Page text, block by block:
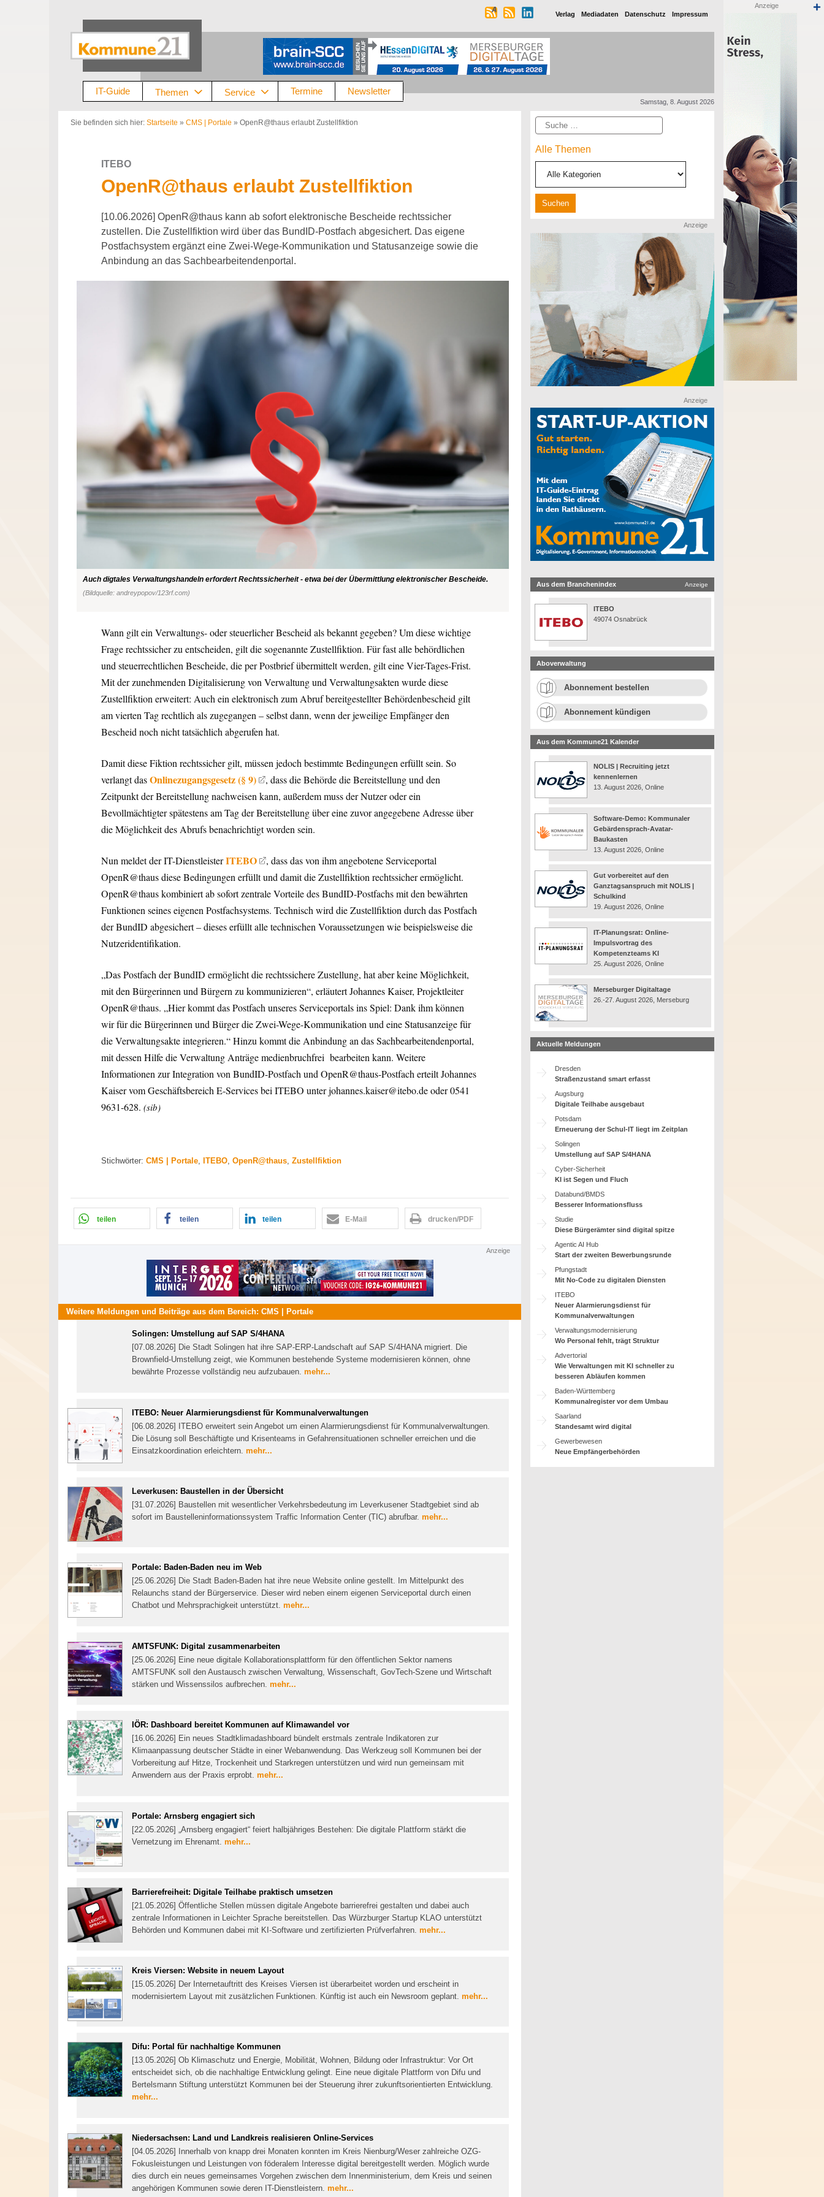
Verlag Mediadaten Datenschutz Impressum
IT-Guide Themen Service Termine Newsletter
Samstag, 8. August 2026
Sie befinden sich hier: Startseite » CMS | Portale » OpenR@thaus erlaubt Zustellfiktion
ITEBO
OpenR@thaus erlaubt Zustellfiktion
[10.06.2026] OpenR@thaus kann ab sofort elektronische Bescheide rechtssicher
zustellen. Die Zustellfiktion wird über das BundID-Postfach abgesichert. Das eigene
Postfachsystem ergänzt eine Zwei-Wege-Kommunikation und Statusanzeige sowie die
Anbindung an das Sachbearbeitendenportal.
Auch digtales Verwaltungshandeln erfordert Rechtssicherheit - etwa bei der Übermittlung elektronischer Bescheide.
(Bildquelle: andreypopov/123rf.com)
Wann gilt ein Verwaltungs- oder steuerlicher Bescheid als bekannt gegeben? Um diese wichtige
Frage rechtssicher zu entscheiden, gilt die sogenannte Zustellfiktion. Für fast alle behördlichen
und steuerrechtlichen Bescheide, die per Postbrief übermittelt werden, gilt eine Vier-Tages-Frist.
Mit der zunehmenden Digitalisierung von Verwaltung und Verwaltungsakten wurde diese
Zustellfiktion erweitert: Auch ein elektronisch zum Abruf bereitgestellter Behördenbescheid gilt
am vierten Tag rechtlich als zugegangen – selbst dann, wenn der jeweilige Empfänger den
Bescheid noch nicht tatsächlich abgerufen hat.
Damit diese Fiktion rechtssicher gilt, müssen jedoch bestimmte Bedingungen erfüllt sein. So
verlangt dasOnlinezugangsgesetz (§ 9)
, dass die Behörde die Bereitstellung und den
Zeitpunkt der Bereitstellung nachweisen kann, außerdem muss der Nutzer oder ein
Bevollmächtigter spätestens am Tag der Bereitstellung über eine zuvor angegebene Adresse über
die Möglichkeit des Abrufs benachrichtigt worden sein.
Nun meldet der IT-DienstleisterITEBO
, dass das von ihm angebotene Serviceportal
OpenR@thaus diese Bedingungen erfüllt und damit die Zustellfiktion rechtssicher ermöglicht.
OpenR@thaus kombiniert ab sofort zentrale Vorteile des BundID-Postfachs mit den bewährten
Funktionen seines eigenen Postfachsystems. Technisch wird die Zustellfiktion durch das Postfach
der BundID abgesichert – dieses erfüllt alle technischen Voraussetzungen wie beispielsweise die
Nutzeridentifikation.
„Das Postfach der BundID ermöglicht die rechtssichere Zustellung, hat aber keine Möglichkeit,
mit den Bürgerinnen und Bürgern zu kommunizieren“, erläutert Johannes Kaiser, Projektleiter
OpenR@thaus. „Hier kommt das Postfach unseres Serviceportals ins Spiel: Dank ihm können
wir für die Bürgerinnen und Bürger die Zwei-Wege-Kommunikation und eine Statusanzeige für
die Verwaltungsakte integrieren.“ Hinzu kommt die Anbindung an das Sachbearbeitendenportal,
mit dessen Hilfe die Verwaltung Anträge medienbruchfrei bearbeiten kann. Weitere
Informationen zur Integration von BundID-Postfach und OpenR@thaus-Postfach erteilt Johannes
Kaiser vom Geschäftsbereich E-Services bei ITEBO unter johannes.kaiser@itebo.de oder 0541
9631-628. (sib)
Stichwörter: CMS | Portale ITEBO OpenR@thaus Zustellfiktion
teilen teilen teilen E-Mail drucken/PDF
Anzeige
Weitere Meldungen und Beiträge aus dem Bereich: CMS | Portale
Solingen: Umstellung auf SAP S/4HANA
[07.08.2026] Die Stadt Solingen hat ihre SAP-ERP-Landschaft auf SAP S/4HANA migriert. Die
Brownfield-Umstellung zeigt, wie Kommunen bestehende Systeme modernisieren können, ohne
bewährte Prozesse vollständig neu aufzubauen. mehr...
ITEBO: Neuer Alarmierungsdienst für Kommunalverwaltungen
[06.08.2026] ITEBO erweitert sein Angebot um einen Alarmierungsdienst für Kommunalverwaltungen.
Die Lösung soll Beschäftigte und Krisenteams in Gefahrensituationen schneller erreichen und die
Einsatzkoordination erleichtern. mehr...
Leverkusen: Baustellen in der Übersicht
[31.07.2026] Baustellen mit wesentlicher Verkehrsbedeutung im Leverkusener Stadtgebiet sind ab
sofort im Baustelleninformationssystem Traffic Information Center (TIC) abrufbar. mehr...
Portale: Baden-Baden neu im Web
[25.06.2026] Die Stadt Baden-Baden hat ihre neue Website online gestellt. Im Mittelpunkt des
Relaunchs stand der Bürgerservice. Dieser wird neben einem eigenen Serviceportal durch einen
Chatbot und Mehrsprachigkeit unterstützt. mehr...
AMTSFUNK: Digital zusammenarbeiten
[25.06.2026] Eine neue digitale Kollaborationsplattform für den öffentlichen Sektor namens
AMTSFUNK soll den Austausch zwischen Verwaltung, Wissenschaft, GovTech-Szene und Wirtschaft
stärken und Wissenssilos aufbrechen. mehr...
IÖR: Dashboard bereitet Kommunen auf Klimawandel vor
[16.06.2026] Ein neues Stadtklimadashboard bündelt erstmals zentrale Indikatoren zur
Klimaanpassung deutscher Städte in einer Webanwendung. Das Werkzeug soll Kommunen bei der
Vorbereitung auf Hitze, Trockenheit und Starkregen unterstützen und wird nun gemeinsam mit
Anwendern aus der Praxis erprobt. mehr...
Portale: Arnsberg engagiert sich
[22.05.2026] „Arnsberg engagiert“ feiert halbjähriges Bestehen: Die digitale Plattform stärkt die
Vernetzung im Ehrenamt. mehr...
Barrierefreiheit: Digitale Teilhabe praktisch umsetzen
[21.05.2026] Öffentliche Stellen müssen digitale Angebote barrierefrei gestalten und dabei auch
zentrale Informationen in Leichter Sprache bereitstellen. Das Würzburger Startup KLAO unterstützt
Behörden und Kommunen dabei mit KI-Software und zertifizierten Prüfverfahren. mehr...
Kreis Viersen: Website in neuem Layout
[15.05.2026] Der Internetauftritt des Kreises Viersen ist überarbeitet worden und erscheint in
modernisiertem Layout mit zusätzlichen Funktionen. Künftig ist auch ein Newsroom geplant. mehr...
Difu: Portal für nachhaltige Kommunen
[13.05.2026] Ob Klimaschutz und Energie, Mobilität, Wohnen, Bildung oder Infrastruktur: Vor Ort
entscheidet sich, ob die nachhaltige Entwicklung gelingt. Eine neue digitale Plattform von Difu und
Bertelsmann Stiftung unterstützt Kommunen bei der Steuerung ihrer zukunftsorientierten Entwicklung.
mehr...
Niedersachsen: Land und Landkreis realisieren Online-Services
[04.05.2026] Innerhalb von knapp drei Monaten konnten im Kreis Nienburg/Weser zahlreiche OZG-
Fokusleistungen und Leistungen von föderalem Interesse digital bereitgestellt werden. Möglich wurde
dies durch ein neues gemeinsames Vorgehen zwischen dem Innenministerium, dem Kreis und seinen
angehörigen Kommunen sowie deren IT-Dienstleistern. mehr...
Suche
Alle Themen
Anzeige
Anzeige
Aus dem Branchenindex Anzeige
ITEBO
49074 Osnabrück
Aboverwaltung
Abonnement bestellen
Abonnement kündigen
Aus dem Kommune21 Kalender
NOLIS | Recruiting jetzt
kennenlernen
13. August 2026, Online
Software-Demo: Kommunaler
Gebärdensprach-Avatar-
Baukasten
13. August 2026, Online
Gut vorbereitet auf den
Ganztagsanspruch mit NOLIS |
Schulkind
19. August 2026, Online
IT-Planungsrat: Online-
Impulsvortrag des
Kompetenzteams KI
25. August 2026, Online
Merseburger Digitaltage
26.-27. August 2026, Merseburg
Aktuelle Meldungen
Dresden
Straßenzustand smart erfasst
Augsburg
Digitale Teilhabe ausgebaut
Potsdam
Erneuerung der Schul-IT liegt im Zeitplan
Solingen
Umstellung auf SAP S/4HANA
Cyber-Sicherheit
KI ist Segen und Fluch
Databund/BMDS
Besserer Informationsfluss
Studie
Diese Bürgerämter sind digital spitze
Agentic AI Hub
Start der zweiten Bewerbungsrunde
Pfungstadt
Mit No-Code zu digitalen Diensten
ITEBO
Neuer Alarmierungsdienst für
Kommunalverwaltungen
Verwaltungsmodernisierung
Wo Personal fehlt, trägt Struktur
Advertorial
Wie Verwaltungen mit KI schneller zu
besseren Abläufen kommen
Baden-Württemberg
Kommunalregister vor dem Umbau
Saarland
Standesamt wird digital
Gewerbewesen
Neue Empfängerbehörden
Anzeige